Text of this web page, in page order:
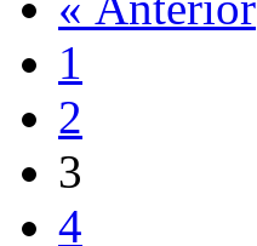
1
2
3
4